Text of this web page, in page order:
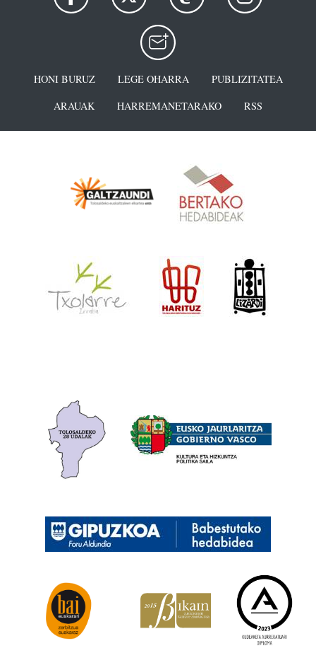
HONI BURUZ LEGE OHARRA
PUBLIZITATEA
ARAUAK
HARREMANETARAKO RSS